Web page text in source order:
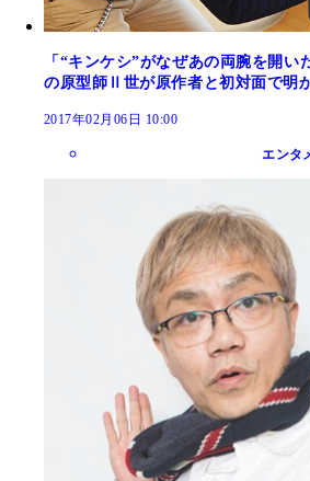
「“キンケシ”がなぜあの両腕を開
の原型師Ⅱ世が原作者と初対面で明
2017年02月06日 10:00
エンタ